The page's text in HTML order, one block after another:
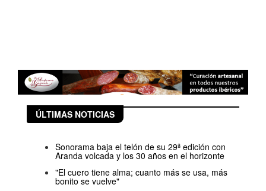
ÚLTIMAS NOTICIAS
Sonorama baja el telón de su 29ª edición con
Aranda volcada y los 30 años en el horizonte
"El cuero tiene alma; cuanto más se usa, más
bonito se vuelve"